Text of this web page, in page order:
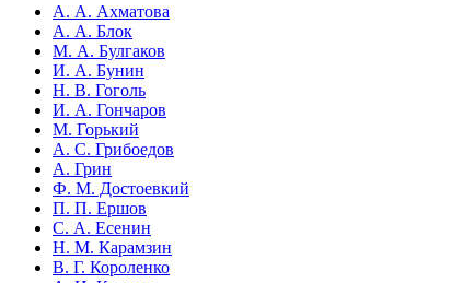
А. А. Ахматова
А. А. Блок
М. А. Булгаков
И. А. Бунин
Н. В. Гоголь
И. А. Гончаров
М. Горький
А. С. Грибоедов
А. Грин
Ф. М. Достоевкий
П. П. Ершов
С. А. Есенин
Н. М. Карамзин
В. Г. Короленко